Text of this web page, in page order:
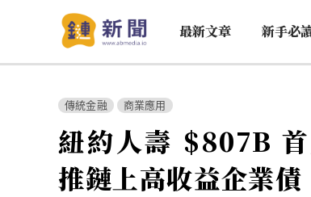
最新文章 新手必
傳統金融 商業應用
紐約人壽 $807B
推鏈上高收益企業債